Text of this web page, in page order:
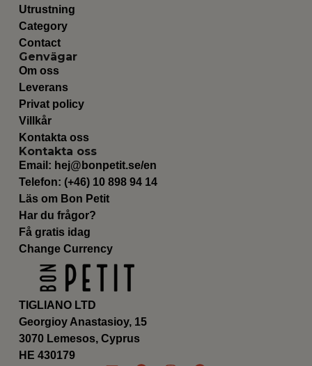
TIGLIANO LTD
Georgioy Anastasioy, 15
3070 Lemesos, Cyprus
ΗΕ 430179
Utrustning
Category
Contact
Genvägar
Om oss
Leverans
Privat policy
Villkår
Kontakta oss
Kontakta oss
Email: hej@bonpetit.se/en
Telefon: (+46) 10 898 94 14
Läs om Bon Petit
Har du frågor?
Få gratis idag
Change Currency